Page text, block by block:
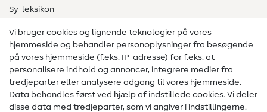
Sy-leksikon
Syvejledninger
Hjælp & kontakt
Kontakt
Information om ændring af operatør
Vi bruger cookies og lignende teknologier på vores
hjemmeside og behandler personoplysninger fra besøgende
på vores hjemmeside (f.eks. IP-adresse) for f.eks. at
personalisere indhold og annoncer, integrere medier fra
tredjeparter eller analysere adgang til vores hjemmeside.
Data behandles først ved hjælp af indstillede cookies. Vi deler
disse data med tredjeparter, som vi angiver i indstillingerne.